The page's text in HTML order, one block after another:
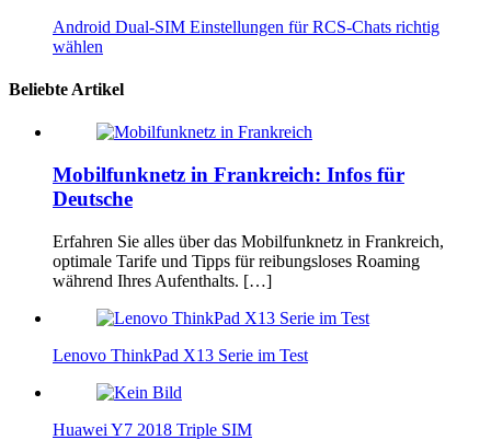
Android Dual‑SIM Einstellungen für RCS‑Chats richtig
wählen
Beliebte Artikel
Mobilfunknetz in Frankreich: Infos für
Deutsche
Erfahren Sie alles über das Mobilfunknetz in Frankreich,
optimale Tarife und Tipps für reibungsloses Roaming
während Ihres Aufenthalts. […]
Lenovo ThinkPad X13 Serie im Test
Huawei Y7 2018 Triple SIM